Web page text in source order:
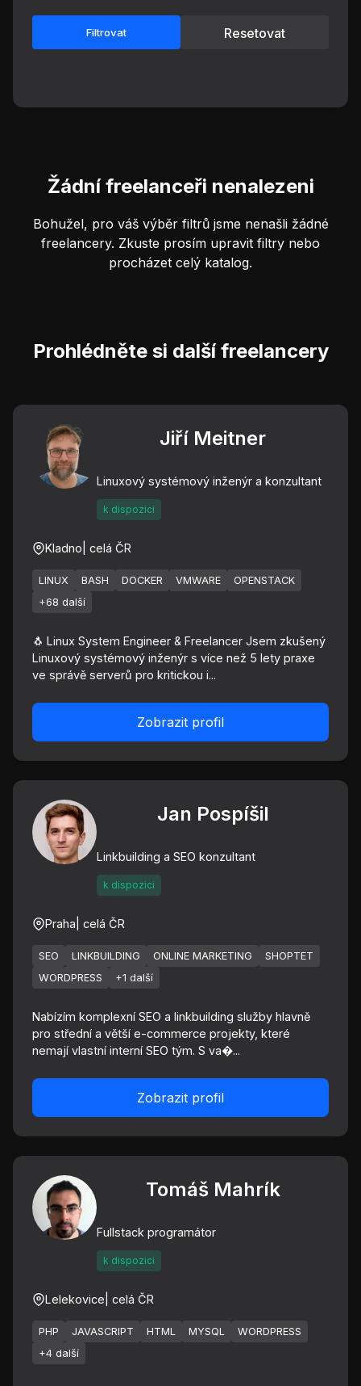
Filtrovat Resetovat
Žádní freelanceři nenalezeni
Bohužel, pro váš výběr filtrů jsme nenašli žádné
freelancery. Zkuste prosím upravit filtry nebo
procházet celý katalog.
Prohlédněte si další freelancery
Jiří Meitner
Linuxový systémový inženýr a konzultant
k dispozici
Kladno | celá ČR
LINUX BASH DOCKER VMWARE
OPENSTACK
+68 další
🐧 Linux System Engineer & Freelancer Jsem zkušený
Linuxový systémový inženýr s více než 5 lety praxe
ve správě serverů pro kritickou i...
Zobrazit profil
Jan Pospíšil
Linkbuilding a SEO konzultant
k dispozici
Praha | celá ČR
SEO LINKBUILDING ONLINE MARKETING
SHOPTET
WORDPRESS
+1 další
Nabízím komplexní SEO a linkbuilding služby hlavně
pro střední a větší e-commerce projekty, které
nemají vlastní interní SEO tým. S va�...
Zobrazit profil
Tomáš Mahrík
Fullstack programátor
k dispozici
Lelekovice | celá ČR
PHP JAVASCRIPT HTML MYSQL
WORDPRESS
+4 další